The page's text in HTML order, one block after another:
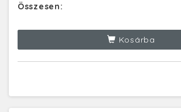
Összesen:
Kosárba